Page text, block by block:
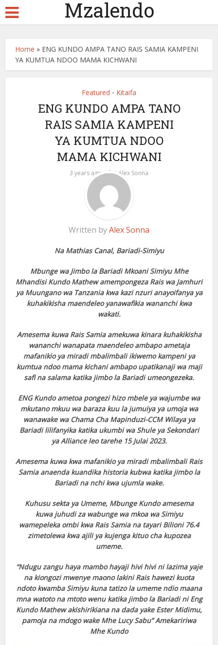
Mzalendo
Home » ENG KUNDO AMPA TANO RAIS SAMIA KAMPENI
YA KUMTUA NDOO MAMA KICHWANI
Featured • Kitaifa
ENG KUNDO AMPA TANO
RAIS SAMIA KAMPENI
YA KUMTUA NDOO
MAMA KICHWANI
3 years ago by Alex Sonna
Written byAlex Sonna
Na Mathias Canal, Bariadi-Simiyu
Mbunge wa Jimbo la Bariadi Mkoani Simiyu Mhe
Mhandisi Kundo Mathew amempongeza Rais wa Jamhuri
ya Muungano wa Tanzania kwa kazi nzuri anayoifanya ya
kuhakikisha maendeleo yanawafikia wananchi kwa
wakati.
Amesema kuwa Rais Samia amekuwa kinara kuhakikisha
wananchi wanapata maendeleo ambapo ametaja
mafanikio ya miradi mbalimbali ikiwemo kampeni ya
kumtua ndoo mama kichani ambapo upatikanaji wa maji
safi na salama katika jimbo la Bariadi umeongezeka.
ENG Kundo ametoa pongezi hizo mbele ya wajumbe wa
mkutano mkuu wa baraza kuu la jumuiya ya umoja wa
wanawake wa Chama Cha Mapinduzi-CCM Wilaya ya
Bariadi lilifanyika katika ukumbi wa Shule ya Sekondari
ya Alliance leo tarehe 15 Julai 2023.
Amesema kuwa kwa mafanikio ya miradi mbalimbali Rais
Samia anaenda kuandika historia kubwa katika jimbo la
Bariadi na nchi kwa ujumla wake.
Kuhusu sekta ya Umeme, Mbunge Kundo amesema
kuwa juhudi za wabunge wa mkoa wa Simiyu
wamepeleka ombi kwa Rais Samia na tayari Bilioni 76.4
zimetolewa kwa ajili ya kujenga kituo cha kupozea
umeme.
“Ndugu zangu haya mambo hayaji hivi hivi ni lazima yaje
na kiongozi mwenye maono lakini Rais hawezi kuota
ndoto kwamba Simiyu kuna tatizo la umeme ndio maana
mna watoto na mtoto wenu katika jimbo la Bariadi ni Eng
Kundo Mathew akishirikiana na dada yake Ester Midimu,
pamoja na mdogo wake Mhe Lucy Sabu” Amekaririwa
Mhe Kundo